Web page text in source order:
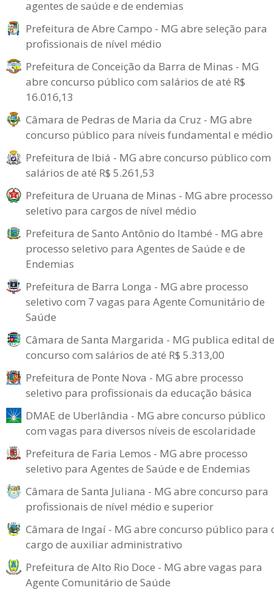
agentes de saúde e de endemias
Prefeitura de Abre Campo - MG abre seleção para
profissionais de nível médio
Prefeitura de Conceição da Barra de Minas - MG
abre concurso público com salários de até R$
16.016,13
Câmara de Pedras de Maria da Cruz - MG abre
concurso público para níveis fundamental e médio
Prefeitura de Ibiá - MG abre concurso público com
salários de até R$ 5.261,53
Prefeitura de Uruana de Minas - MG abre processo
seletivo para cargos de nível médio
Prefeitura de Santo Antônio do Itambé - MG abre
processo seletivo para Agentes de Saúde e de
Endemias
Prefeitura de Barra Longa - MG abre processo
seletivo com 7 vagas para Agente Comunitário de
Saúde
Câmara de Santa Margarida - MG publica edital de
concurso com salários de até R$ 5.313,00
Prefeitura de Ponte Nova - MG abre processo
seletivo para profissionais da educação básica
DMAE de Uberlândia - MG abre concurso público
com vagas para diversos níveis de escolaridade
Prefeitura de Faria Lemos - MG abre processo
seletivo para Agentes de Saúde e de Endemias
Câmara de Santa Juliana - MG abre concurso para
profissionais de nível médio e superior
Câmara de Ingaí - MG abre concurso público para
cargo de auxiliar administrativo
Prefeitura de Alto Rio Doce - MG abre vagas para
Agente Comunitário de Saúde